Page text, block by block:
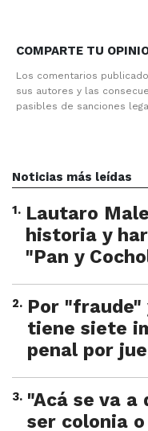
COMPARTE TU
Los comentarios
sus autores y las
pasibles de sanciones
Noticias más leídas
1. Lautaro
historia y
"Pan y
2. Por
tiene siete
penal por
3. "Acá se va
ser colonia